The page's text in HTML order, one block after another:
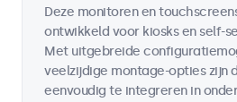
Deze monitoren en
ontwikkeld voor kiosks en self-
Met uitgebreide
veelzijdige montage-opties zijn
eenvoudig te integreren in